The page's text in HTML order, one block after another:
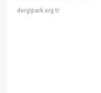
dergipark.org.tr